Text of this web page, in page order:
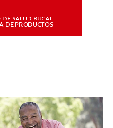
PARA PROFESIONALES
DE SALUD BUCAL
DE PRODUCTOS